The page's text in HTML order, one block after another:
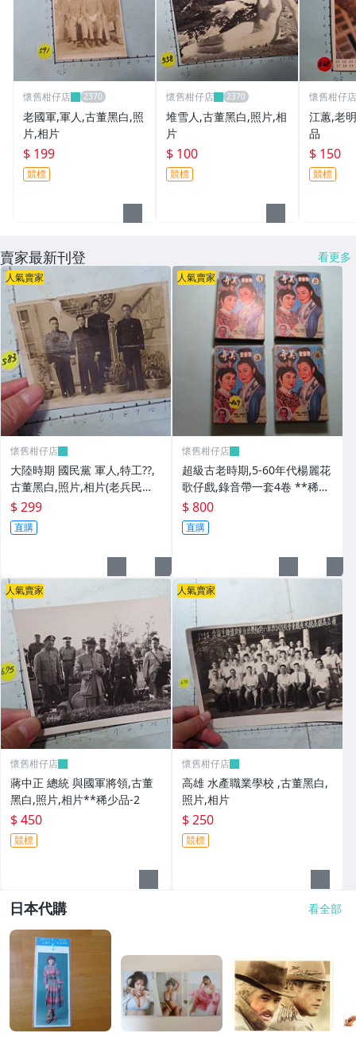
懷舊柑仔店
老國軍,軍人,古董黑白,照
片,相片
$ 199
競標
懷舊柑仔店
堆雪人,古董黑白,照片,相
片
$ 100
競標
懷舊柑仔店
江蕙,老
品
$ 150
競標
賣家最新刊登 看更多
人氣賣家
懷舊柑仔店
大陸時期 國民黨 軍人,特工??,
古董黑白,照片,相片(老兵民國3
8年從大陸帶來台灣的) **稀少
品6
$ 299
直購
人氣賣家
懷舊柑仔店
超級古老時期,5-60年代楊麗花
歌仔戲,錄音帶一套4卷 **稀少
品
$ 800
直購
人氣賣家
懷舊柑仔店
蔣中正 總統 與國軍將領,古董
黑白,照片,相片**稀少品-2
$ 450
競標
人氣賣家
懷舊柑仔店
高雄 水產職業學校 ,古董黑白,
照片,相片
$ 250
競標
日本代購 看全部